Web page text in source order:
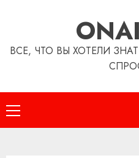
ВСЕ, ЧТО ВЫ ХОТЕЛИ
Основное
меню